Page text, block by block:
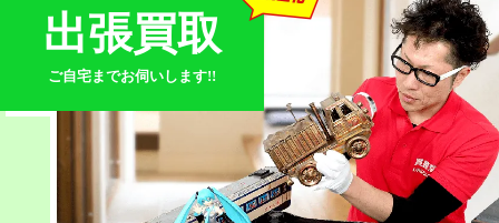
の素朴なニュアンスを活かしたものや、レザーを用いた
重厚なデザインのものが多くなります。そのためインテ
リアに用いると独特の存在感を持ち、コーディネートの
主役になってくれるでしょう。
モダンスタイルの家具
一方でモダンなスタイルの高級家具としては次のような
出張買取
ご自宅までお伺いします!!